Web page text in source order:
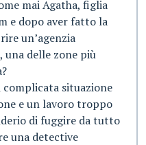
mai Agatha, figlia
e dopo aver fatto la
un’agenzia
una delle zone più
complicata situazione
e un lavoro troppo
di fuggire da tutto
una detective